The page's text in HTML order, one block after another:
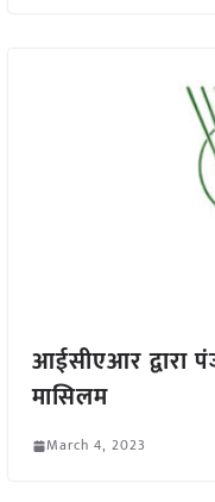
आईसीएआर द्वारा
मासिलम
March 4, 2023